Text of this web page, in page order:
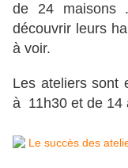
de 24 maisons
découvrir leurs
à voir.
Les ateliers sont
à 11h30 et de 14